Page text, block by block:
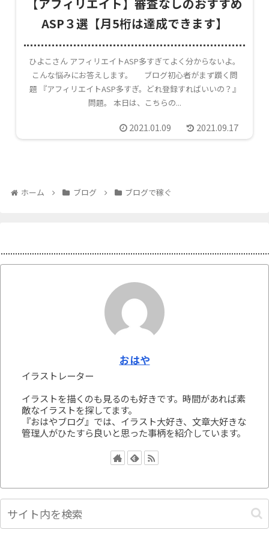
ASP３選【月5桁は達成できます】
ひよこさん アフィリエイトASP多すぎてよく分からないよ。
こんな悩みにお答えします。 ブログ初心者がまず躓く問
題 『アフィリエイトASP多すぎ。どれ登録すればいいの？』
問題。 本日は、こちらの...
2021.01.09 2021.09.17
ホーム ブログ ブログで稼ぐ
おはや
イラストレーター
イラストを描くのも見るのも好きです。時間があれば素
敵なイラストを探してます。
『おはやブログ』では、イラスト大好き、文章大好きな
管理人がひたすら良いと思った事柄を紹介しています。